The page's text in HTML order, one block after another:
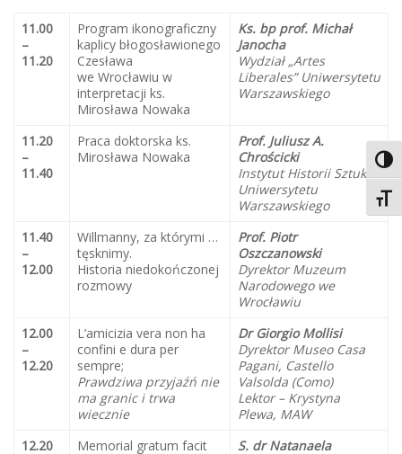
11.00
–
11.20
Program ikonograficzny
kaplicy błogosławionego
Czesława
we Wrocławiu w
interpretacji ks.
Mirosława Nowaka
Ks. bp prof. Michał
Janocha
Wydział „Artes
Liberales” Uniwersytetu
Warszawskiego
11.20
–
11.40
Praca doktorska ks.
Mirosława Nowaka
Prof. Juliusz A.
Chrościcki
Instytut Historii Sztuki
Uniwersytetu
Warszawskiego
11.40
–
12.00
Willmanny, za którymi …
tęsknimy.
Historia niedokończonej
rozmowy
Prof. Piotr
Oszczanowski
Dyrektor Muzeum
Narodowego we
Wrocławiu
12.00
–
12.20
L’amicizia vera non ha
confini e dura per
sempre;
Prawdziwa przyjaźń nie
ma granic i trwa
wiecznie
Dr Giorgio Mollisi
Dyrektor Museo Casa
Pagani, Castello
Valsolda (Como)
Lektor – Krystyna
Plewa, MAW
12.20
Memorial gratum facit
S. dr Natanaela